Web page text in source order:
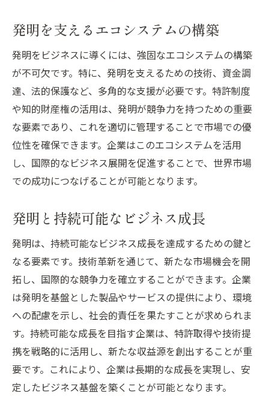
発明を支えるエコシステムの構築
発明をビジネスに導くには、強固なエコシステムの構築
が不可欠です。特に、発明を支えるための技術、資金調
達、法的保護など、多角的な支援が必要です。特許制度
や知的財産権の活用は、発明が競争力を持つための重要
な要素であり、これを適切に管理することで市場での優
位性を確保できます。企業はこのエコシステムを活用
し、国際的なビジネス展開を促進することで、世界市場
での成功につなげることが可能となります。
発明と持続可能なビジネス成長
発明は、持続可能なビジネス成長を達成するための鍵と
なる要素です。技術革新を通じて、新たな市場機会を開
拓し、国際的な競争力を確立することができます。企業
は発明を基盤とした製品やサービスの提供により、環境
への配慮を示し、社会的責任を果たすことが求められま
す。持続可能な成長を目指す企業は、特許取得や技術提
携を戦略的に活用し、新たな収益源を創出することが重
要です。これにより、企業は長期的な成長を実現し、安
定したビジネス基盤を築くことが可能となります。